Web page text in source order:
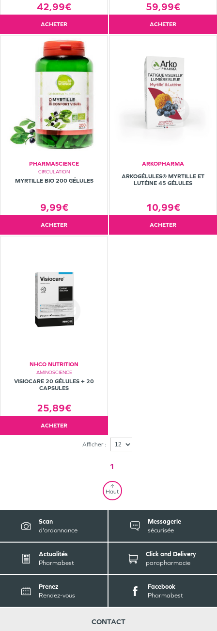
42,99€
ACHETER
59,99€
ACHETER
PHARMASCIENCE
CIRCULATION
MYRTILLE BIO 200 GÉLULES
9,99€
ACHETER
ARKOPHARMA
ARKOGÉLULES® MYRTILLE ET
LUTÉINE 45 GÉLULES
10,99€
ACHETER
NHCO NUTRITION
AMINOSCIENCE
VISIOCARE 20 GÉLULES + 20
CAPSULES
25,89€
ACHETER
Afficher :
1
Haut
Scan
d'ordonnance
Messagerie
sécurisée
Actualités
Pharmabest
Click and Delivery
parapharmacie
Prenez
Rendez-vous
Facebook
Pharmabest
CONTACT